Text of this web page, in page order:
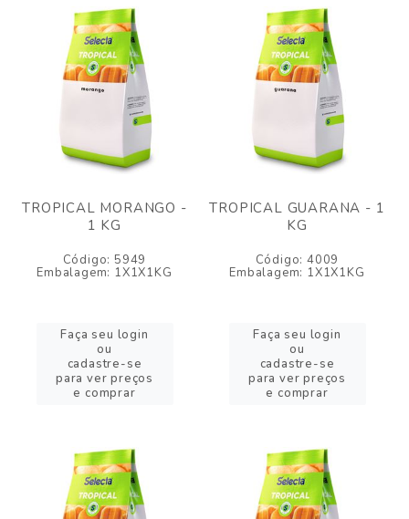
TROPICAL MORANGO -
1 KG
Código: 5949
Embalagem: 1X1X1KG
Faça seu login
ou
cadastre-se
para ver preços
e comprar
TROPICAL GUARANA - 1
KG
Código: 4009
Embalagem: 1X1X1KG
Faça seu login
ou
cadastre-se
para ver preços
e comprar